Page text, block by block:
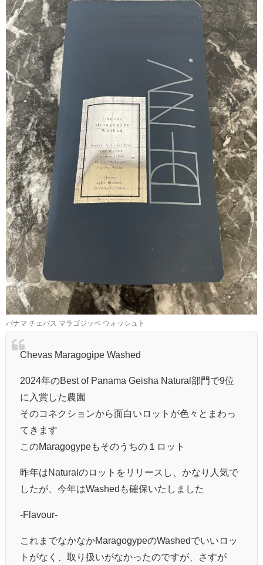
パナマ チェバス マラゴジッペ ウォッシュト
Chevas Maragogipe Washed
2024年のBest of Panama Geisha Natural部門で9位
に入賞した農園
そのコネクションから面白いロットが色々とまわっ
てきます
このMaragogypeもそのうちの１ロット
昨年はNaturalのロットをリリースし、かなり人気で
したが、今年はWashedも確保いたしました
-Flavour-
これまでなかなかMaragogypeのWashedでいいロッ
トがなく、取り扱いがなかったのですが、さすが